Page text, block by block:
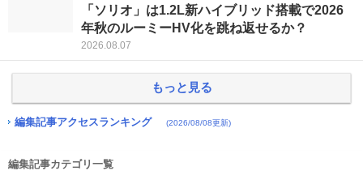
「ソリオ」は1.2L新ハイブリッド搭載で2026
年秋のルーミーHV化を跳ね返せるか？
2026.08.07
もっと見る
編集記事アクセスランキング (2026/08/08更新)
編集記事カテゴリ一覧